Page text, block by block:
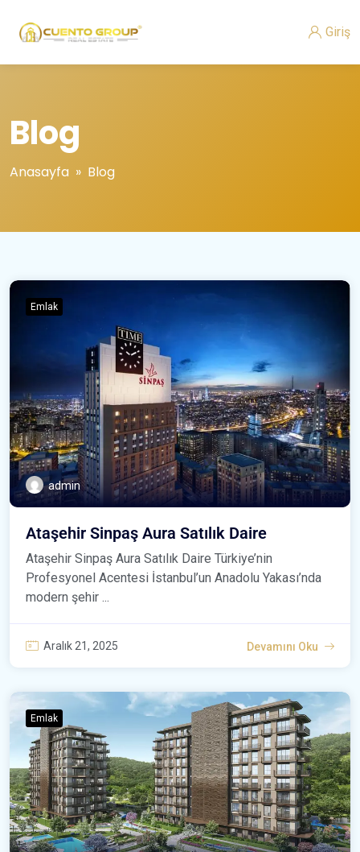
Giriş
Blog
Anasayfa » Blog
Emlak
admin
Ataşehir Sinpaş Aura Satılık Daire
Ataşehir Sinpaş Aura Satılık Daire Türkiye’nin
Profesyonel Acentesi İstanbul’un Anadolu Yakası’nda
modern şehir ...
Aralık 21, 2025 Devamını Oku
Emlak